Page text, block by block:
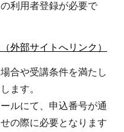
利用者登録が必要で
外部サイトへリンク）
合や受講条件を満たし
ます。
ルにて、申込番号が通
の際に必要となります